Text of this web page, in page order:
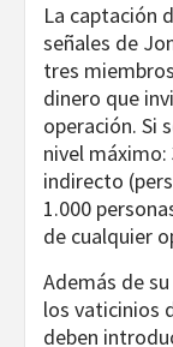
La captación
señales de
tres
dinero que
operación. Si
nivel
indirecto
1.000
de cualquier
Además de
los vaticinios
deben